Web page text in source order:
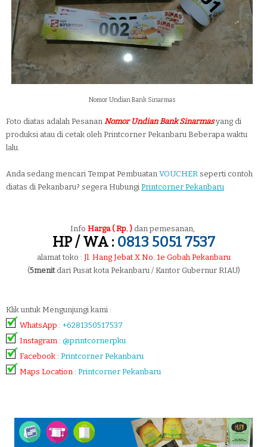
Nomor Undian Bank Sinarmas
Foto diatas adalah Pesanan Nomor Undian Bank Sinarmasyang di
produksi atau di cetak oleh Printcorner Pekanbaru Beberapa waktu
lalu.
Anda sedang mencari Tempat Pembuatan VOUCHER seperti contoh
diatas di Pekanbaru? segera Hubungi Printcorner Pekanbaru
Info Harga ( Rp. ) dan pemesanan,
HP / WA : 0813 5051 7537
alamat toko : Jl. Hang Jebat X No. 1e Gobah Pekanbaru
(5menitdari Pusat kota Pekanbaru / Kantor Gubernur RIAU)
Klik untuk Mengunjungi kami :
WhatsApp : +6281350517537
Instagram : @printcornerpku
Facebook : Printcorner Pekanbaru
Maps Location : Printcorner Pekanbaru